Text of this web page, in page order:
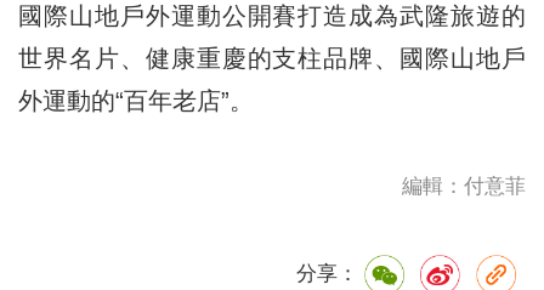
國際山地戶外運動公開賽打造成為武隆旅遊的
世界名片、健康重慶的支柱品牌、國際山地戶
外運動的“百年老店”。
編輯：付意菲
分享：